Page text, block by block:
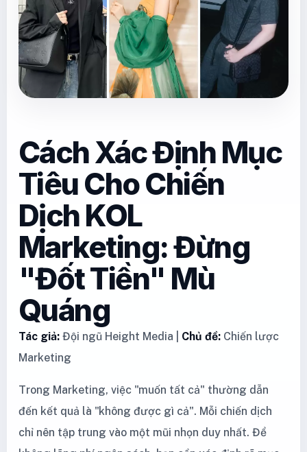
Cách Xác Định Mục
Tiêu Cho Chiến
Dịch KOL
Marketing: Đừng
"Đốt Tiền" Mù
Quáng
Tác giả: Đội ngũ Height Media | Chủ đề: Chiến lược
Marketing
Trong Marketing, việc "muốn tất cả" thường dẫn
đến kết quả là "không được gì cả". Mỗi chiến dịch
chỉ nên tập trung vào một mũi nhọn duy nhất. Để